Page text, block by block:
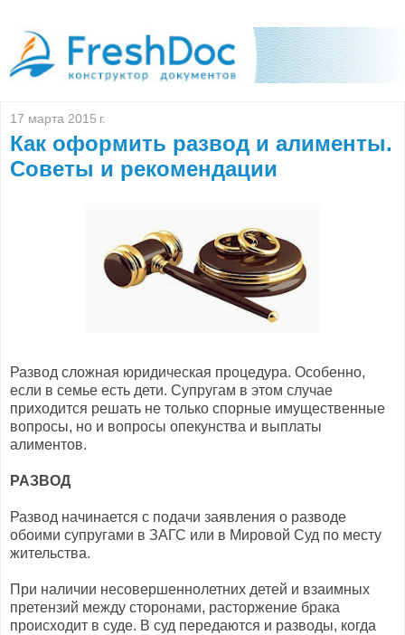
17 марта 2015 г.
Как оформить развод и алименты.
Советы и рекомендации
Развод сложная юридическая процедура. Особенно,
если в семье есть дети. Супругам в этом случае
приходится решать не только спорные имущественные
вопросы, но и вопросы опекунства и выплаты
алиментов.
РАЗВОД
Развод начинается с подачи заявления о разводе
обоими супругами в ЗАГС или в Мировой Суд по месту
жительства.
При наличии несовершеннолетних детей и взаимных
претензий между сторонами, расторжение брака
происходит в суде. В суд передаются и разводы, когда